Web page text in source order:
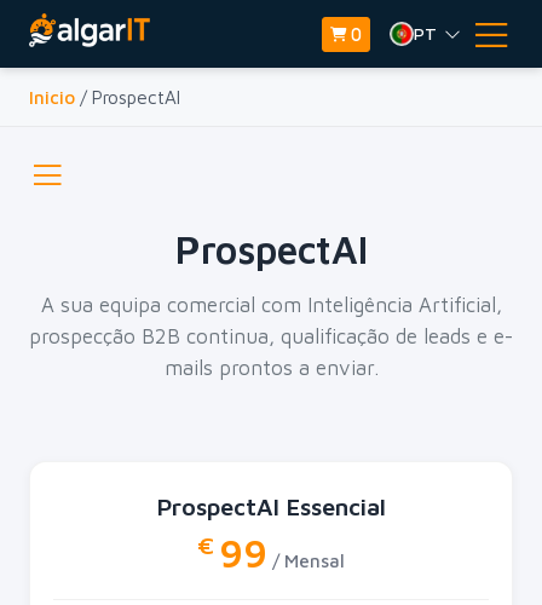
0 PT
Inicio / ProspectAI
ProspectAI
A sua equipa comercial com Inteligência Artificial,
prospecção B2B continua, qualificação de leads e e-
mails prontos a enviar.
ProspectAI Essencial
€ 99 / Mensal